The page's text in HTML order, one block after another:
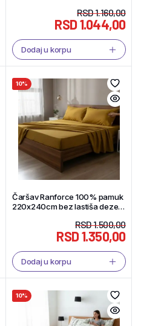
RSD1.160,00
RSD1.044,00
Dodaj u korpu
10%
Čaršav Ranforce 100% pamuk
220x240cm bez lastiša dezen
RSD1.500,00
RSD1.350,00
Dodaj u korpu
10%